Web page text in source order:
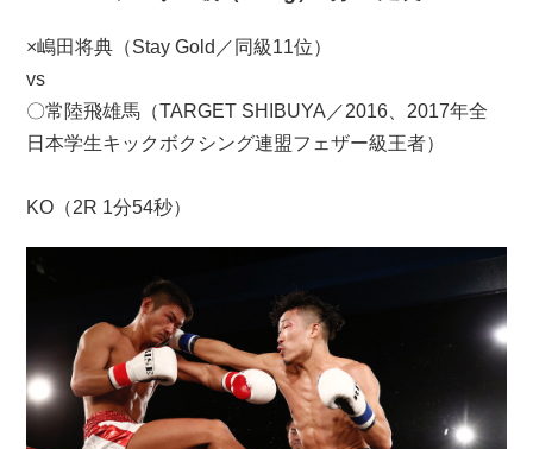
×嶋田将典（Stay Gold／同級11位）
vs
〇常陸飛雄馬（TARGET SHIBUYA／2016、2017年全
日本学生キックボクシング連盟フェザー級王者）
KO（2R 1分54秒）